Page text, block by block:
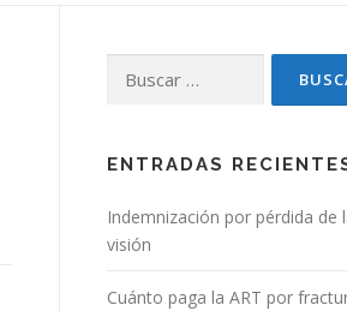
ENTRADAS
Indemnización por pérdida de
visión
Cuánto paga la ART por